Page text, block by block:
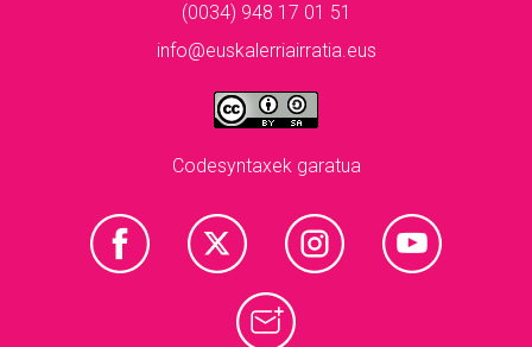
(0034) 948 17 01 51
info@euskalerriairratia.eus
Codesyntaxek garatua